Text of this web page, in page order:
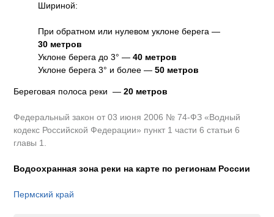
Шириной:
При обратном или нулевом уклоне берега —
30 метров
Уклоне берега до 3° —40 метров
Уклоне берега 3° и более —50 метров
Береговая полоса реки —20 метров
Федеральный закон от 03 июня 2006 № 74-ФЗ «Водный
кодекс Российской Федерации» пункт 1 части 6 статьи 6
главы 1.
Водоохранная зона реки на карте по регионам России
Пермский край